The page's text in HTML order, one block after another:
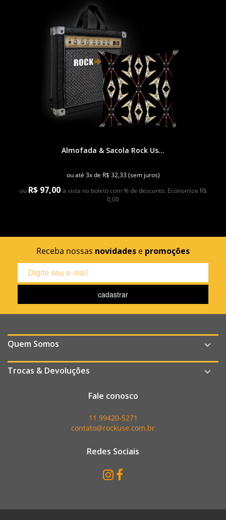
Almofada & Sacola Rock Us...
ou até 3x de R$ 32,33 (sem juros)
ou R$ 97,00 à vista no boleto com % de desconto. Economize R$
0,00
Receba nossas novidades e promoções
Quem Somos
Trocas & Devoluções
Fale conosco
11 99420-5271
contato@rockuse.com.br
Redes Sociais